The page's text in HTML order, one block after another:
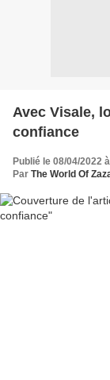
Avec Visale,
confiance
Publié le 08/04/2022
Par The World Of